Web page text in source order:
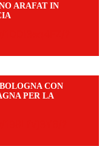
ARAFAT IN
CON
PER LA